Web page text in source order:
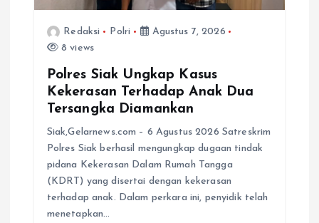
Redaksi Polri
Agustus 7, 2026
8 views
Polres Siak Ungkap Kasus
Kekerasan Terhadap Anak Dua
Tersangka Diamankan
Siak,Gelarnews.com – 6 Agustus 2026 Satreskrim
Polres Siak berhasil mengungkap dugaan tindak
pidana Kekerasan Dalam Rumah Tangga
(KDRT) yang disertai dengan kekerasan
terhadap anak. Dalam perkara ini, penyidik telah
menetapkan…